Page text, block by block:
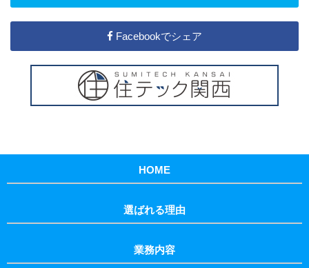
Facebookでシェア
HOME
選ばれる理由
業務内容